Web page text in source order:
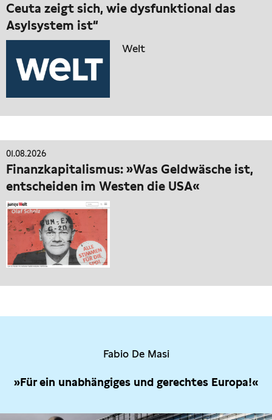
Ceuta zeigt sich, wie dysfunktional das
Asylsystem ist“
Welt
01.08.2026
Finanzkapitalismus: »Was Geldwäsche ist,
entscheiden im Westen die USA«
Fabio De Masi
»Für ein unabhängiges und gerechtes Europa!«